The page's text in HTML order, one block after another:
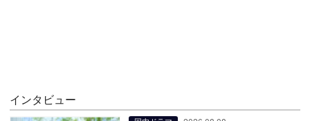
インタビュー